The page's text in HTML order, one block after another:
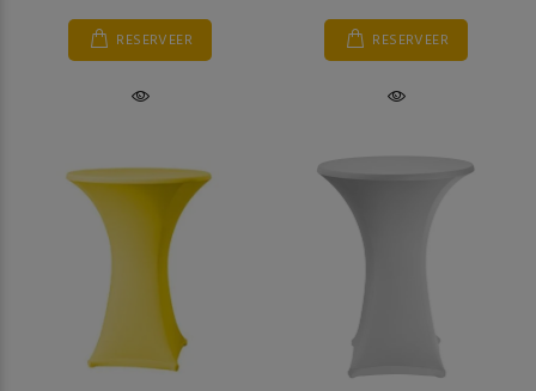
RESERVEER RESERVEER